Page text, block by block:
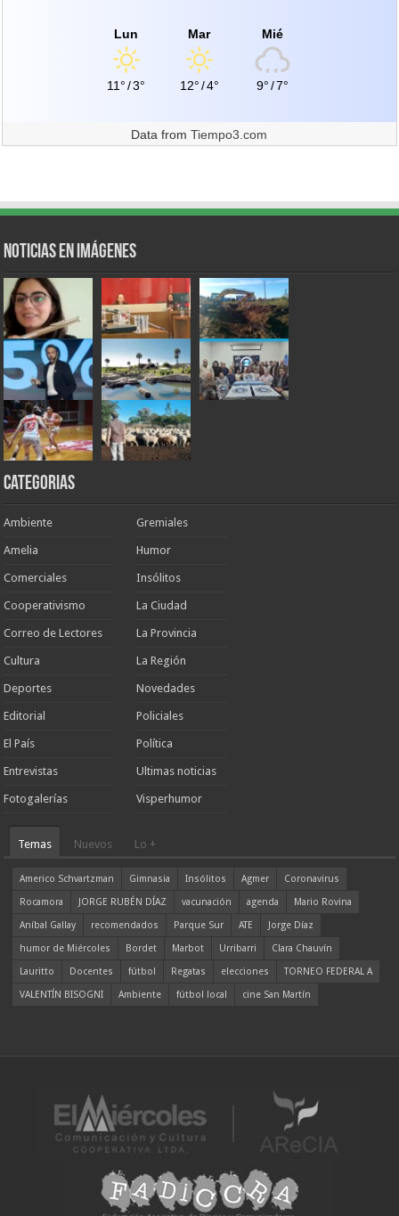
Lun
11° /3°
Mar
12°/4°
Mié
9°/7°
Data fromTiempo3.com
Noticias en Imágenes
Categorias
Ambiente
Amelia
Comerciales
Cooperativismo
Correo de Lectores
Cultura
Deportes
Editorial
El País
Entrevistas
Fotogalerías
Gremiales
Humor
Insólitos
La Ciudad
La Provincia
La Región
Novedades
Policiales
Política
Ultimas noticias
Visperhumor
Temas Nuevos Lo +
Americo Schvartzman Gimnasia Insólitos Agmer
Coronavirus
Rocamora
JORGE RUBÉN DÍAZ vacunación agenda
Mario Rovina
Aníbal Gallay
recomendados Parque Sur ATE
Jorge Díaz
humor de Miércoles
Bordet Marbot Urribarri
Clara Chauvín
Lauritto
Docentes fútbol Regatas elecciones
TORNEO FEDERAL A
VALENTÍN BISOGNI
Ambiente fútbol local cine San Martín